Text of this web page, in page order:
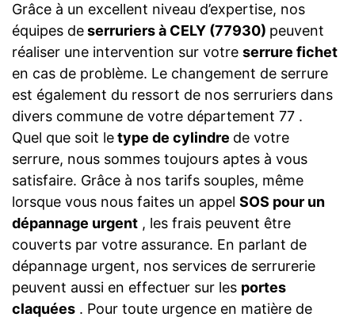
Grâce à un excellent niveau d’expertise, nos
équipes deserruriers à CELY (77930) peuvent
réaliser une intervention sur votre serrure fichet
en cas de problème. Le changement de serrure
est également du ressort de nos serruriers dans
divers commune de votre département 77 .
Quel que soit letype de cylindre de votre
serrure, nous sommes toujours aptes à vous
satisfaire. Grâce à nos tarifs souples, même
lorsque vous nous faites un appel SOS pour un
dépannage urgent , les frais peuvent être
couverts par votre assurance. En parlant de
dépannage urgent, nos services de serrurerie
peuvent aussi en effectuer sur les portes
claquées . Pour toute urgence en matière de